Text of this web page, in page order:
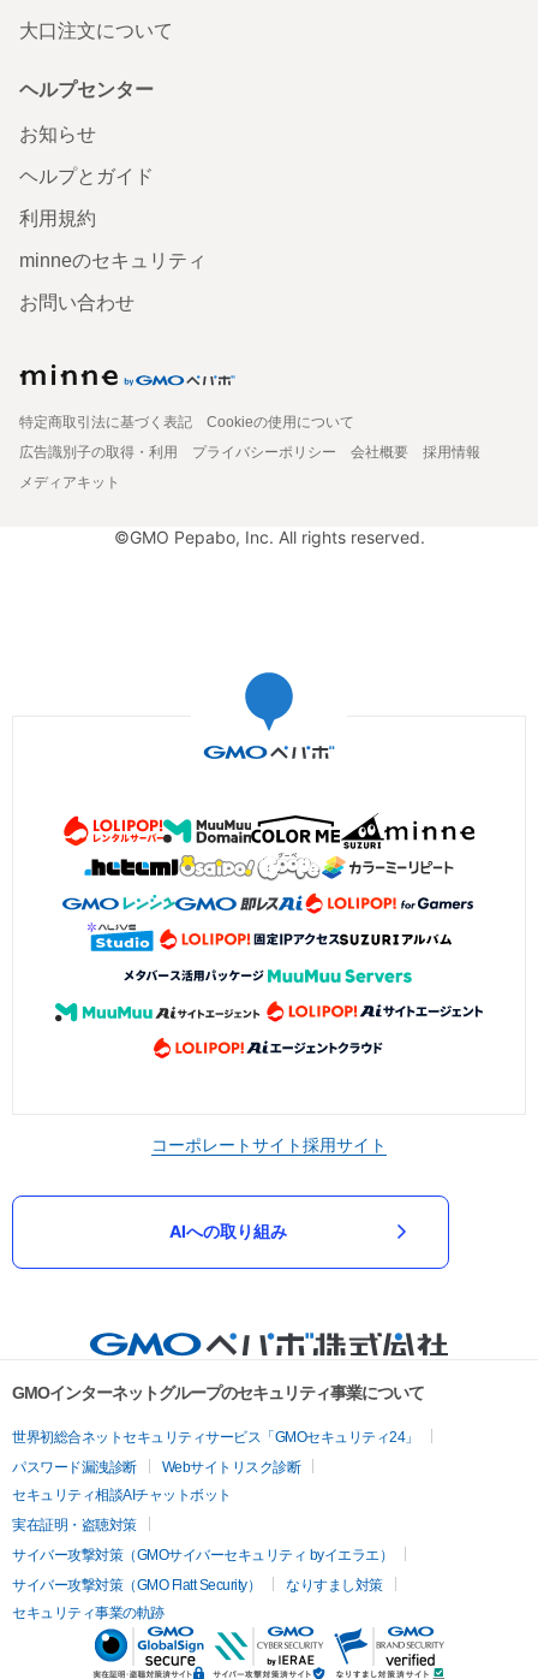
大口注文について
ヘルプセンター
お知らせ
ヘルプとガイド
利用規約
minneのセキュリティ
お問い合わせ
特定商取引法に基づく表記
Cookieの使用について
広告識別子の取得・利用
プライバシーポリシー 会社概要
採用情報
メディアキット
©GMO Pepabo, Inc. All rights reserved.
コーポレートサイト採用サイト
AIへの取り組み
GMOインターネットグループのセキュリティ事業について
世界初総合ネットセキュリティサービス「GMOセキュリティ24」
パスワード漏洩診断
Webサイトリスク診断
セキュリティ相談AIチャットボット
実在証明・盗聴対策
サイバー攻撃対策（GMOサイバーセキュリティ byイエラエ）
サイバー攻撃対策（GMO Flatt Security）
なりすまし対策
セキュリティ事業の軌跡